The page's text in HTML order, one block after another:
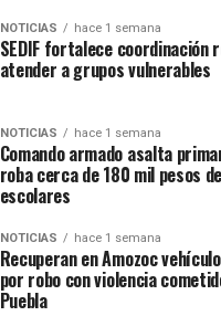
NOTICIAS hace 1 semana
SEDIF fortalece coordinación
atender a grupos vulnerables
NOTICIAS hace 1 semana
Comando armado asalta
roba cerca de 180 mil pesos
escolares
NOTICIAS hace 1 semana
Recuperan en Amozoc
por robo con violencia
Puebla